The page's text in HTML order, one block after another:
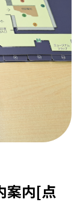
案内[点